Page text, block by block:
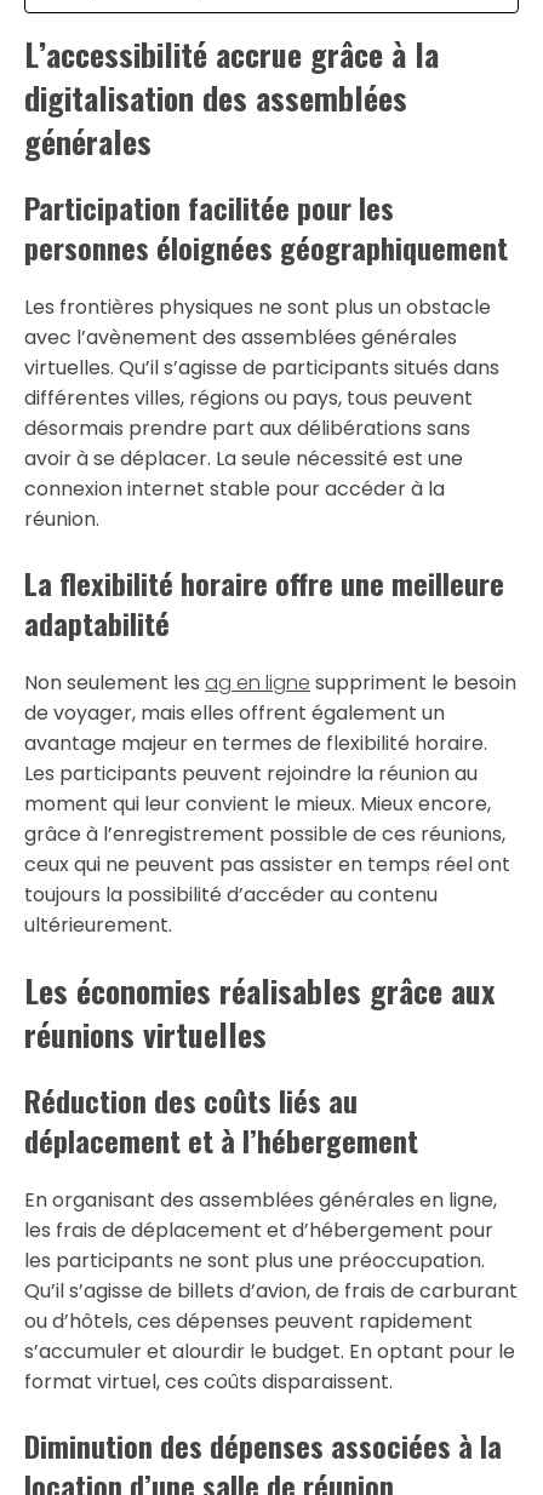
L’accessibilité accrue grâce à la
digitalisation des assemblées
générales
Participation facilitée pour les
personnes éloignées géographiquement
Les frontières physiques ne sont plus un obstacle
avec l’avènement des assemblées générales
virtuelles. Qu’il s’agisse de participants situés dans
différentes villes, régions ou pays, tous peuvent
désormais prendre part aux délibérations sans
avoir à se déplacer. La seule nécessité est une
connexion internet stable pour accéder à la
réunion.
La flexibilité horaire offre une meilleure
adaptabilité
Non seulement les ag en ligne suppriment le besoin
de voyager, mais elles offrent également un
avantage majeur en termes de flexibilité horaire.
Les participants peuvent rejoindre la réunion au
moment qui leur convient le mieux. Mieux encore,
grâce à l’enregistrement possible de ces réunions,
ceux qui ne peuvent pas assister en temps réel ont
toujours la possibilité d’accéder au contenu
ultérieurement.
Les économies réalisables grâce aux
réunions virtuelles
Réduction des coûts liés au
déplacement et à l’hébergement
En organisant des assemblées générales en ligne,
les frais de déplacement et d’hébergement pour
les participants ne sont plus une préoccupation.
Qu’il s’agisse de billets d’avion, de frais de carburant
ou d’hôtels, ces dépenses peuvent rapidement
s’accumuler et alourdir le budget. En optant pour le
format virtuel, ces coûts disparaissent.
Diminution des dépenses associées à la
location d’une salle de réunion